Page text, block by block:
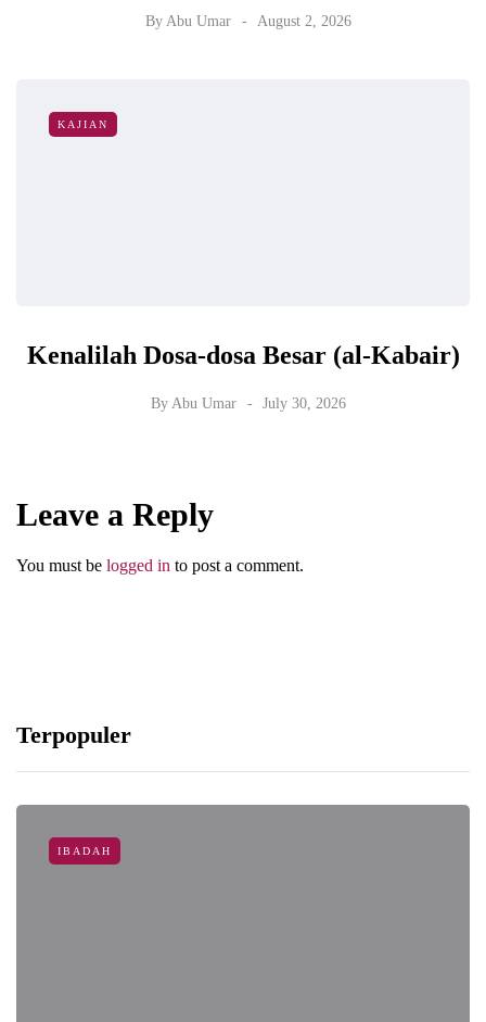
By Abu Umar August 2, 2026
KAJIAN
Kenalilah Dosa-dosa Besar (al-Kabair)
By Abu Umar July 30, 2026
Leave a Reply
You must be logged in to post a comment.
Terpopuler
IBADAH